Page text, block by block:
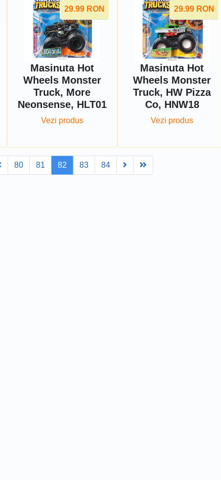
29.99 RON
Masinuta Hot
Wheels Monster
Truck, More
Neonsense, HLT01
Vezi produs
29.99 RON
Masinuta Hot
Wheels Monster
Truck, HW Pizza
Co, HNW18
Vezi produs
Prev80 81 82 83 84 Next Last